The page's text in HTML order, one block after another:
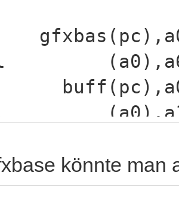
#360,d0
for
könnte man